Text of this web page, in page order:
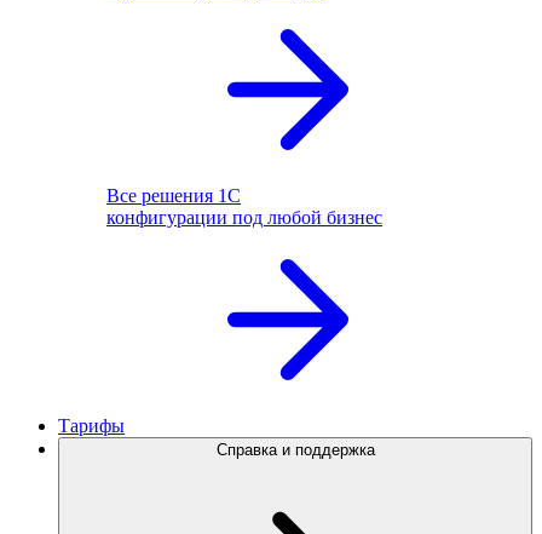
Все решения 1С
конфигурации под любой бизнес
Тарифы
Справка и поддержка